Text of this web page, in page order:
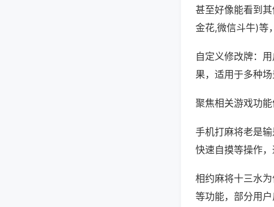
甚至好像能看到
金花,微信斗牛)等
自定义修改牌：
果，适用于多种
聚焦相关游戏功能
手机打麻将老是
快速自摸等操作，
相约麻将十三水为
等功能，部分用